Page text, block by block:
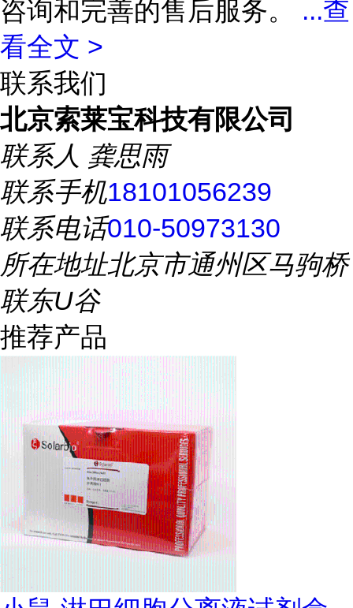
咨询和完善的售后服务。 ...查
看全文 >
联系我们
北京索莱宝科技有限公司
联系人 龚思雨
联系手机18101056239
联系电话010-50973130
所在地址北京市通州区马驹桥
联东U谷
推荐产品